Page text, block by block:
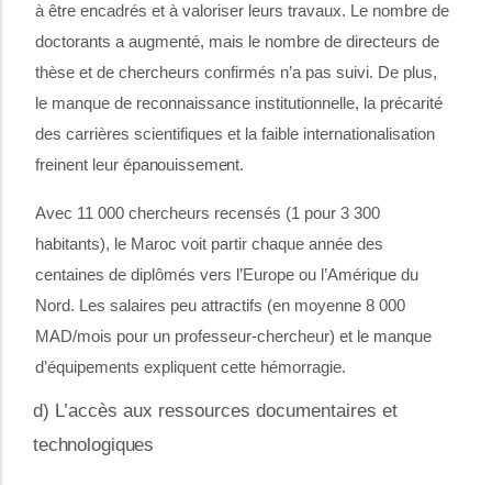
à être encadrés et à valoriser leurs travaux. Le nombre de
doctorants a augmenté, mais le nombre de directeurs de
thèse et de chercheurs confirmés n’a pas suivi. De plus,
le manque de reconnaissance institutionnelle, la précarité
des carrières scientifiques et la faible internationalisation
freinent leur épanouissement.
Avec 11 000 chercheurs recensés (1 pour 3 300
habitants), le Maroc voit partir chaque année des
centaines de diplômés vers l’Europe ou l’Amérique du
Nord. Les salaires peu attractifs (en moyenne 8 000
MAD/mois pour un professeur-chercheur) et le manque
d’équipements expliquent cette hémorragie.
d) L’accès aux ressources documentaires et
technologiques